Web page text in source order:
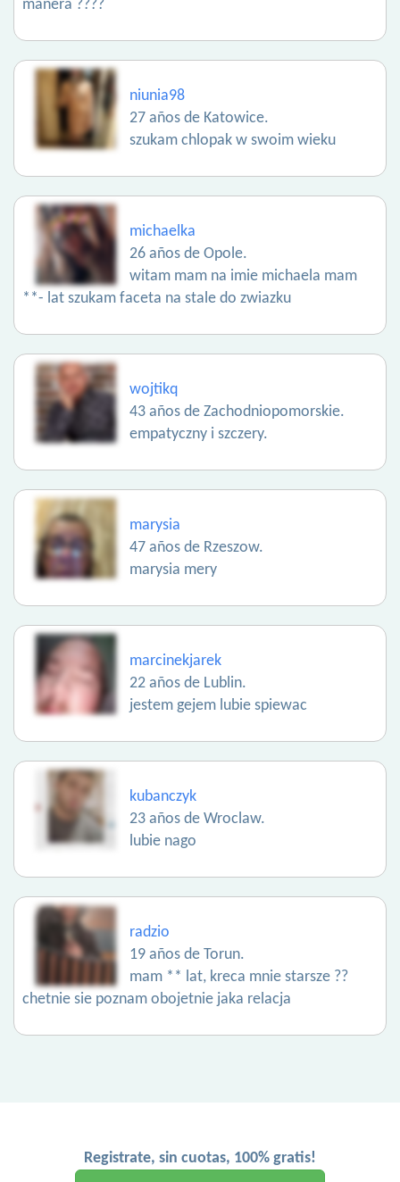
manera ????
niunia98
27 años de Katowice.
szukam chlopak w swoim wieku
michaelka
26 años de Opole.
witam mam na imie michaela mam
**- lat szukam faceta na stale do zwiazku
wojtikq
43 años de Zachodniopomorskie.
empatyczny i szczery.
marysia
47 años de Rzeszow.
marysia mery
marcinekjarek
22 años de Lublin.
jestem gejem lubie spiewac
kubanczyk
23 años de Wroclaw.
lubie nago
radzio
19 años de Torun.
mam ** lat, kreca mnie starsze ??
chetnie sie poznam obojetnie jaka relacja
Registrate, sin cuotas, 100% gratis!